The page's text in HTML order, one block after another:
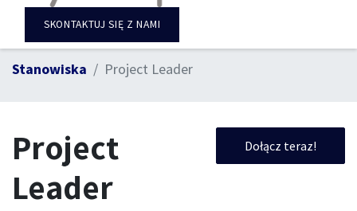
SKONTAKTUJ SIĘ Z NAMI
Stanowiska Project Leader
Dołącz teraz!
Project
Leader